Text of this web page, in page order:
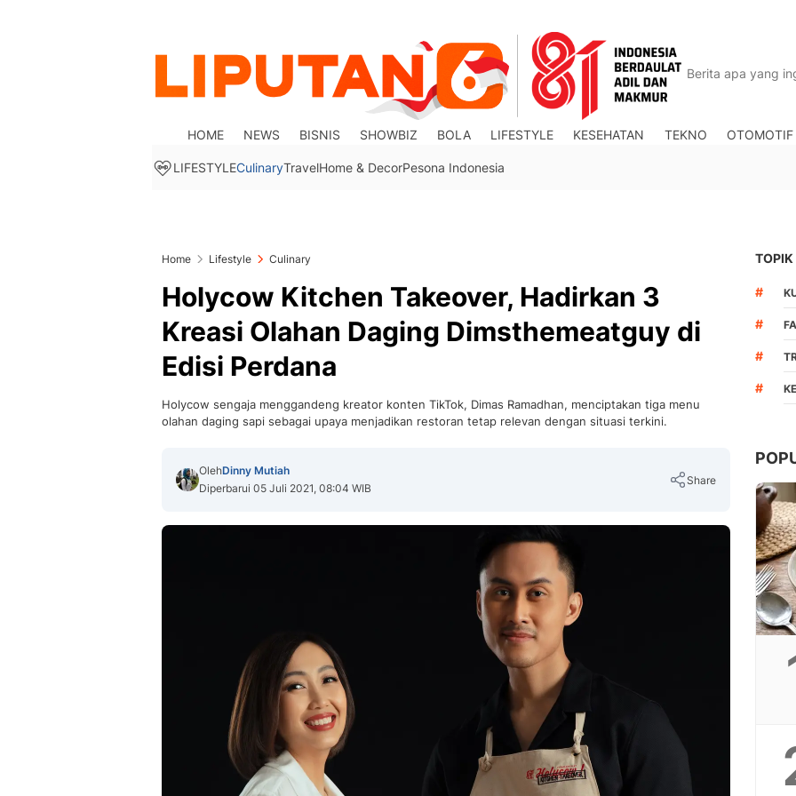
HOME NEWS BISNIS SHOWBIZ BOLA LIFESTYLE KESEHATAN TEKNO OTOMOTIF
LIFESTYLECulinaryTravelHome & DecorPesona Indonesia
Home Lifestyle Culinary
Holycow Kitchen Takeover, Hadirkan 3
Kreasi Olahan Daging Dimsthemeatguy di
Edisi Perdana
Holycow sengaja menggandeng kreator konten TikTok, Dimas Ramadhan, menciptakan tiga menu
olahan daging sapi sebagai upaya menjadikan restoran tetap relevan dengan situasi terkini.
OlehDinny Mutiah
Diperbarui 05 Juli 2021, 08:04 WIB
Share
TOPIK
#
#
#
#